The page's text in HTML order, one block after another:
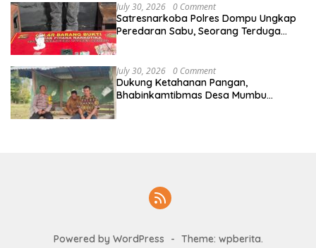
July 30, 2026 0 Comment
Satresnarkoba Polres Dompu Ungkap
Peredaran Sabu, Seorang Terduga
July 30, 2026 0 Comment
Dukung Ketahanan Pangan,
Bhabinkamtibmas Desa Mumbu
Powered by WordPress - Theme: wpberita.